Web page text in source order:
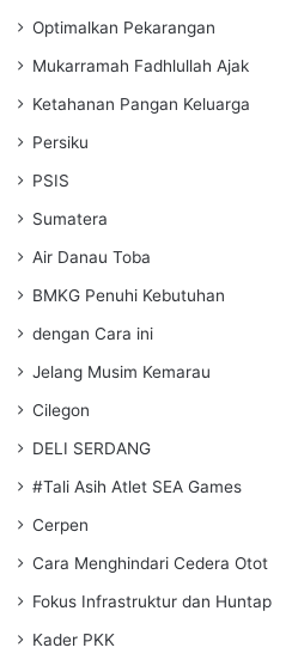
Optimalkan Pekarangan
Mukarramah Fadhlullah Ajak
Ketahanan Pangan Keluarga
Persiku
PSIS
Sumatera
Air Danau Toba
BMKG Penuhi Kebutuhan
dengan Cara ini
Jelang Musim Kemarau
Cilegon
DELI SERDANG
#Tali Asih Atlet SEA Games
Cerpen
Cara Menghindari Cedera Otot
Fokus Infrastruktur dan Huntap
Kader PKK